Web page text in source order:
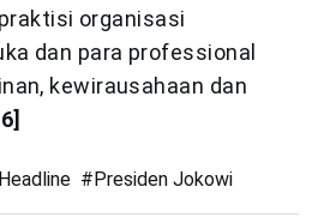
organisasi
dan para professional
kewirausahaan dan
Headline #Presiden Jokowi